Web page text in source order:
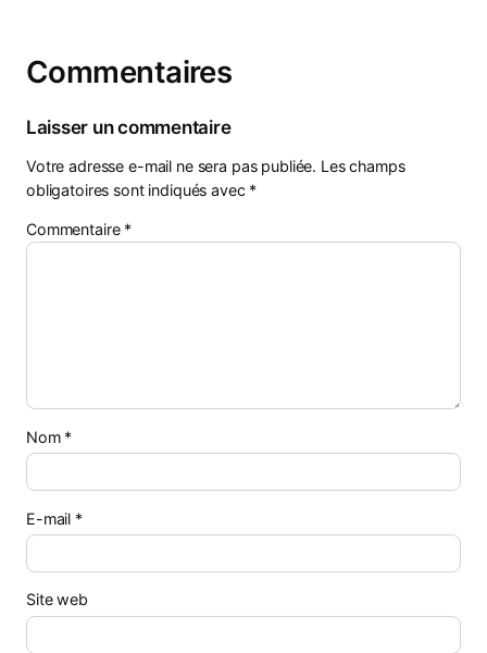
Commentaires
Laisser un commentaire
Votre adresse e-mail ne sera pas publiée. Les champs
obligatoires sont indiqués avec *
Commentaire *
Nom *
E-mail *
Site web